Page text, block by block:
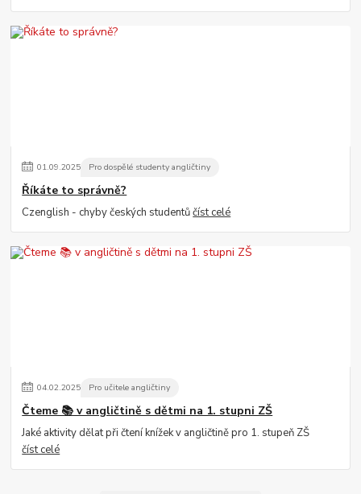
01.09.2025 Pro dospělé studenty angličtiny
Říkáte to správně?
Czenglish - chyby českých studentůčíst celé
04.02.2025 Pro učitele angličtiny
Čteme 📚 v angličtině s dětmi na 1. stupni ZŠ
Jaké aktivity dělat při čtení knížek v angličtině pro 1. stupeň ZŠ
číst celé